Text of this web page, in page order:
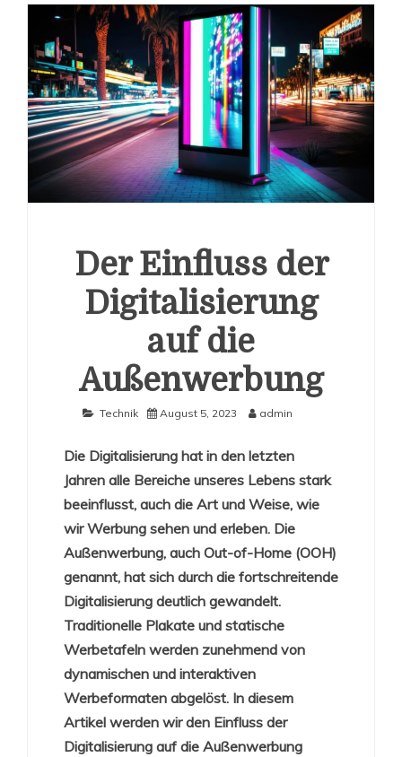
Der Einfluss der
Digitalisierung
auf die
Außenwerbung
Technik August 5, 2023 admin
Die Digitalisierung hat in den letzten
Jahren alle Bereiche unseres Lebens stark
beeinflusst, auch die Art und Weise, wie
wir Werbung sehen und erleben. Die
Außenwerbung, auch Out-of-Home (OOH)
genannt, hat sich durch die fortschreitende
Digitalisierung deutlich gewandelt.
Traditionelle Plakate und statische
Werbetafeln werden zunehmend von
dynamischen und interaktiven
Werbeformaten abgelöst. In diesem
Artikel werden wir den Einfluss der
Digitalisierung auf die Außenwerbung